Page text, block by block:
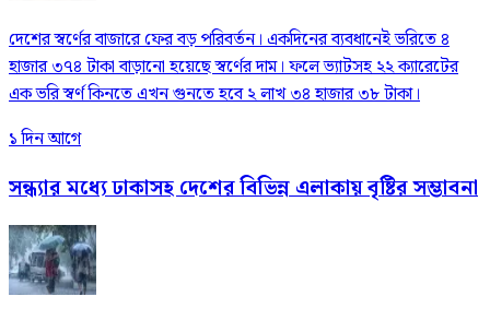
দেশের স্বর্ণের বাজারে ফের বড় পরিবর্তন। একদিনের ব্যবধানেই ভরিতে ৪
হাজার ৩৭৪ টাকা বাড়ানো হয়েছে স্বর্ণের দাম। ফলে ভ্যাটসহ ২২ ক্যারেটের
এক ভরি স্বর্ণ কিনতে এখন গুনতে হবে ২ লাখ ৩৪ হাজার ৩৮ টাকা।
১ দিন আগে
সন্ধ্যার মধ্যে ঢাকাসহ দেশের বিভিন্ন এলাকায় বৃষ্টির সম্ভাবনা